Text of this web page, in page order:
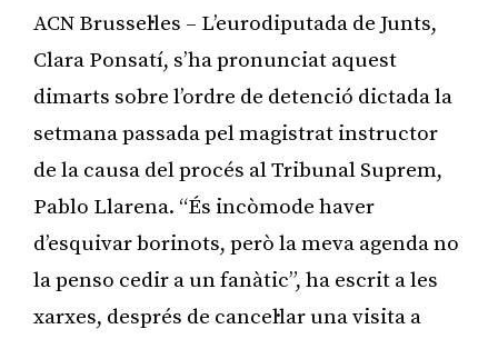
ACN Brussel·les – L’eurodiputada de Junts,
Clara Ponsatí, s’ha pronunciat aquest
dimarts sobre l’ordre de detenció dictada la
setmana passada pel magistrat instructor
de la causa del procés al Tribunal Suprem,
Pablo Llarena. “És incòmode haver
d’esquivar borinots, però la meva agenda no
la penso cedir a un fanàtic”, ha escrit a les
xarxes, després de cancel·lar una visita a